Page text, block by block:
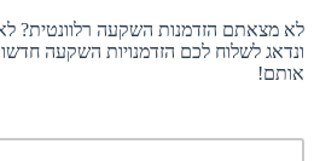
לא מצאתם הזדמנות השקעה רלוונטית? לא
ונדאג לשלוח לכם הזדמנויות השקעה
אותם!